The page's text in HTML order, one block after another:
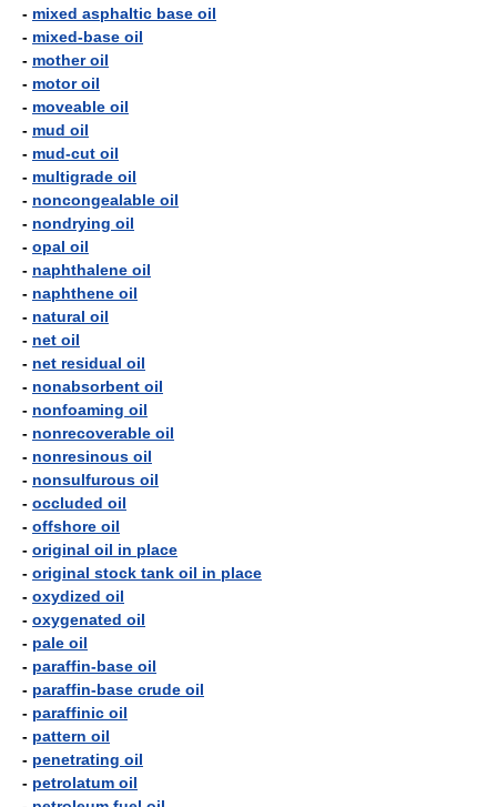
- mixed asphaltic base oil
- mixed-base oil
- mother oil
- motor oil
- moveable oil
- mud oil
- mud-cut oil
- multigrade oil
- noncongealable oil
- nondrying oil
- opal oil
- naphthalene oil
- naphthene oil
- natural oil
- net oil
- net residual oil
- nonabsorbent oil
- nonfoaming oil
- nonrecoverable oil
- nonresinous oil
- nonsulfurous oil
- occluded oil
- offshore oil
- original oil in place
- original stock tank oil in place
- oxydized oil
- oxygenated oil
- pale oil
- paraffin-base oil
- paraffin-base crude oil
- paraffinic oil
- pattern oil
- penetrating oil
- petrolatum oil